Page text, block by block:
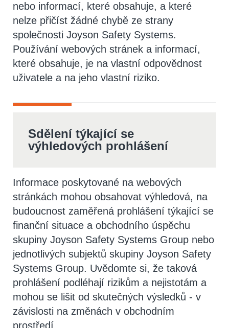
nebo informací, které obsahuje, a které
nelze přičíst žádné chybě ze strany
společnosti Joyson Safety Systems.
Používání webových stránek a informací,
které obsahuje, je na vlastní odpovědnost
uživatele a na jeho vlastní riziko.
Sdělení týkající se
výhledových prohlášení
Informace poskytované na webových
stránkách mohou obsahovat výhledová, na
budoucnost zaměřená prohlášení týkající se
finanční situace a obchodního úspěchu
skupiny Joyson Safety Systems Group nebo
jednotlivých subjektů skupiny Joyson Safety
Systems Group. Uvědomte si, že taková
prohlášení podléhají rizikům a nejistotám a
mohou se lišit od skutečných výsledků - v
závislosti na změnách v obchodním
prostředí.